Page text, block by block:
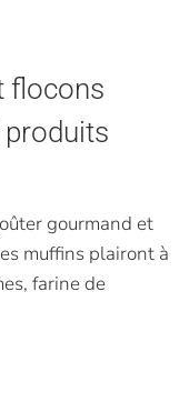
flocons
produits
gourmand et
muffins plairont à
farine de